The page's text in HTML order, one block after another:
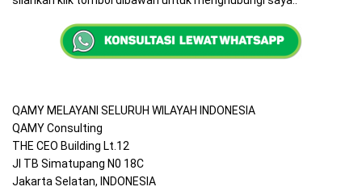
QAMY MELAYANI SELURUH WILAYAH INDONESIA
QAMY Consulting
THE CEO Building Lt.12
Jl TB Simatupang N0 18C
Jakarta Selatan, INDONESIA